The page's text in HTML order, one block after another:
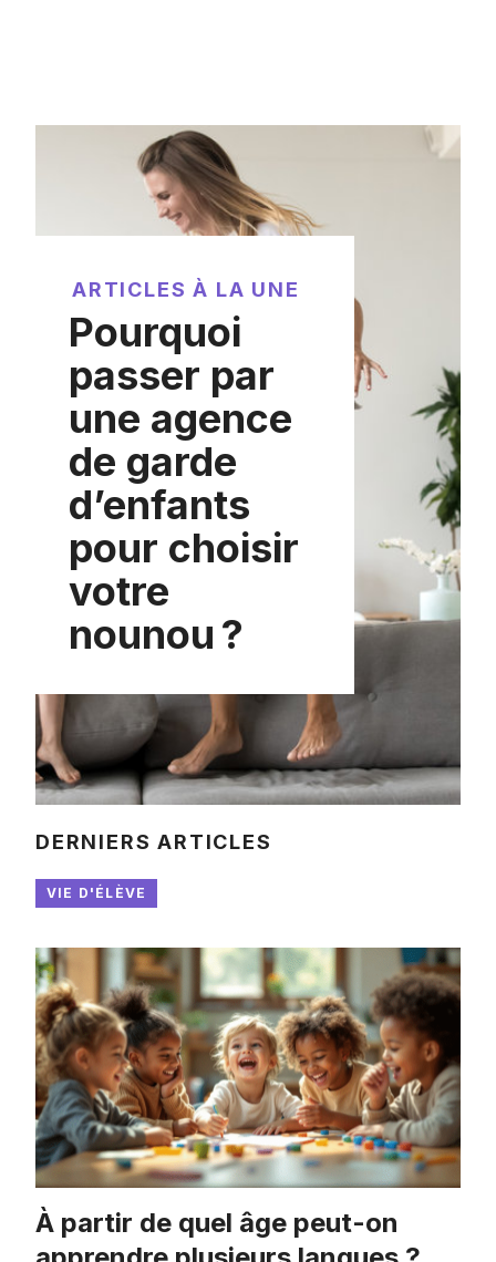
ARTICLES À LA UNE
Pourquoi
passer par
une agence
de garde
d’enfants
pour choisir
votre
nounou ?
DERNIERS ARTICLES
VIE D'ÉLÈVE
À partir de quel âge peut-on